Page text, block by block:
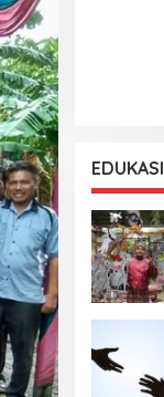
EDUKASI